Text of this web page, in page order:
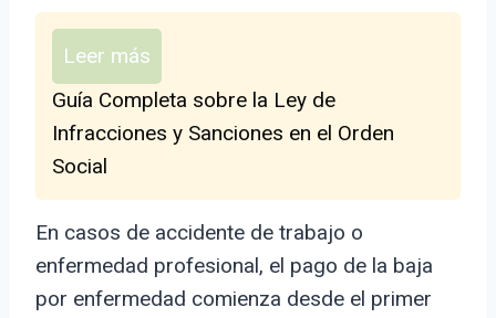
Leer más
Guía Completa sobre la Ley de
Infracciones y Sanciones en el Orden
Social
En casos de accidente de trabajo o
enfermedad profesional, el pago de la baja
por enfermedad comienza desde el primer